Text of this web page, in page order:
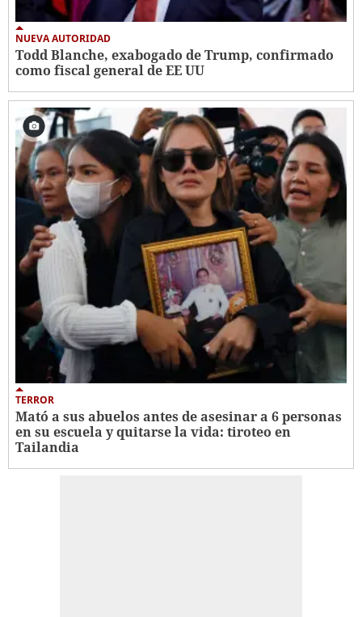
NUEVA AUTORIDAD
Todd Blanche, exabogado de Trump, confirmado
como fiscal general de EE UU
TERROR
Mató a sus abuelos antes de asesinar a 6 personas
en su escuela y quitarse la vida: tiroteo en
Tailandia